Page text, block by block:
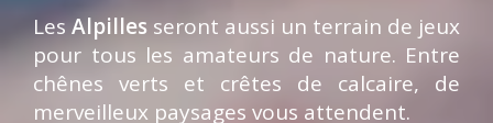
LesAlpilles seront aussi un terrain de jeux
pour tous les amateurs de nature. Entre
chênes verts et crêtes de calcaire, de
merveilleux paysages vous attendent.